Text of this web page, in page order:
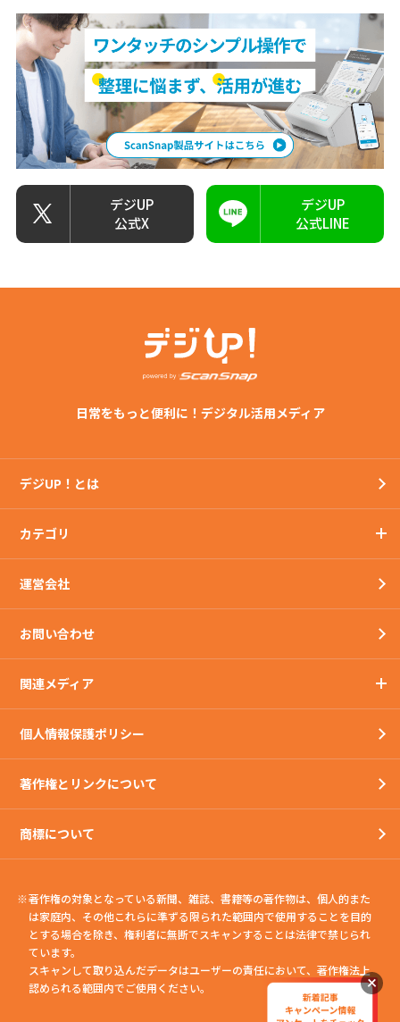
デジUP
公式X
デジUP
公式LINE
日常をもっと便利に！デジタル活用メディア
デジUP！とは
カテゴリ
運営会社
お問い合わせ
関連メディア
個人情報保護ポリシー
著作権とリンクについて
商標について
著作権の対象となっている新聞、雑誌、書籍等の著作物は、個人的また
は家庭内、 その他これらに準ずる限られた範囲内で使用することを目的
とする場合を除き、権利者に無断でスキャンすることは法律で禁じられ
ています。
スキャンして取り込んだデータはユーザーの責任において、著作権法上
認められる範囲内でご使用ください。